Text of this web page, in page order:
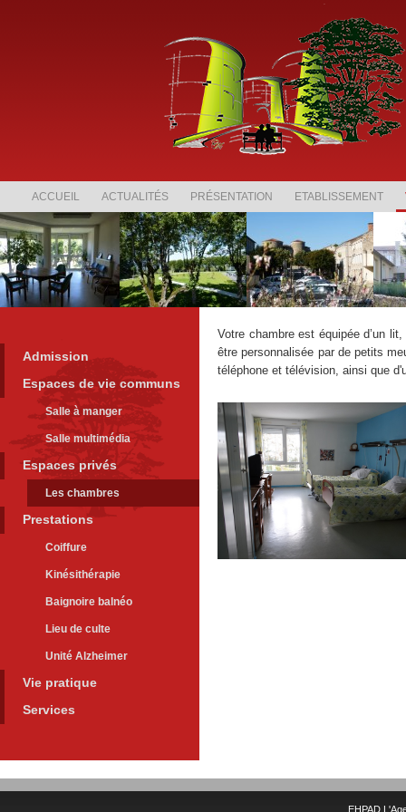
ACCUEIL ACTUALITÉS PRÉSENTATION ETABLISSEMENT
Admission
Espaces de vie communs
Salle à manger
Salle multimédia
Espaces privés
Les chambres
Prestations
Coiffure
Kinésithérapie
Baignoire balnéo
Lieu de culte
Unité Alzheimer
Vie pratique
Services
Votre chambre est équipée d’un
être personnalisée par de petits
téléphone et télévision, ainsi que
EHPAD